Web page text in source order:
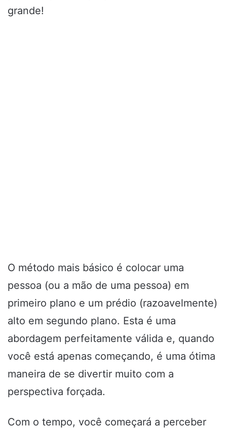
grande!
O método mais básico é colocar uma
pessoa (ou a mão de uma pessoa) em
primeiro plano e um prédio (razoavelmente)
alto em segundo plano. Esta é uma
abordagem perfeitamente válida e, quando
você está apenas começando, é uma ótima
maneira de se divertir muito com a
perspectiva forçada.
Com o tempo, você começará a perceber